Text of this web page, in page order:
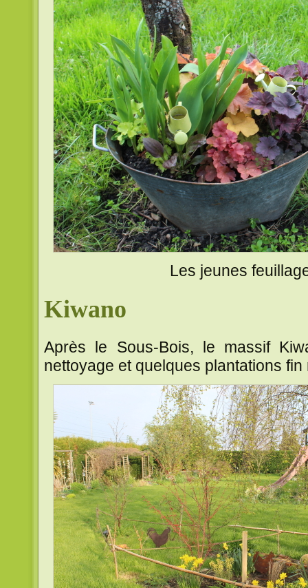
Les jeunes
Kiwano
Après le Sous-Bois, le massif
nettoyage et quelques plantations fin